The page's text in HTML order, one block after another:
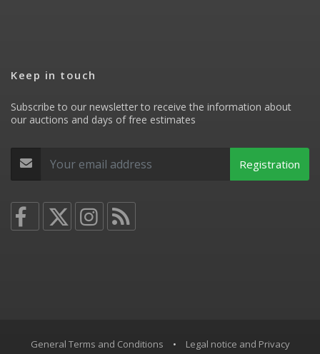
Keep in touch
Subscribe to our newsletter to receive the information about
our auctions and days of free estimates
Registration
General Terms and Conditions • Legal notice and Privacy